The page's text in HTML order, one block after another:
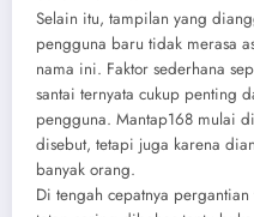
Selain itu, tampilan yang
pengguna baru tidak merasa
nama ini. Faktor sederhana
santai ternyata cukup penting
pengguna. Mantap168 mulai
disebut, tetapi juga karena
banyak orang.
Di tengah cepatnya